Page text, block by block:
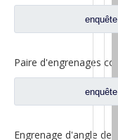
enquête
enquête